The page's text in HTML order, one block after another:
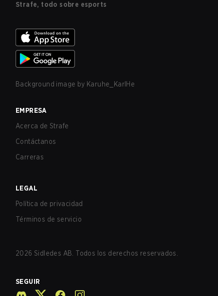
Strafe, todo sobre esports
Background image by Karuhe_KarlHe
EMPRESA
Acerca de Strafe
Contáctanos
Carreras
LEGAL
Política de privacidad
Términos de servicio
2026 Sidledes AB. Todos los derechos reservados.
SEGUIR